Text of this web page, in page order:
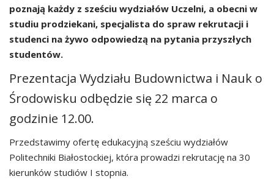
poznają każdy z sześciu wydziałów Uczelni, a obecni w
studiu prodziekani, specjalista do spraw rekrutacji i
studenci na żywo odpowiedzą na pytania przyszłych
studentów.
Prezentacja Wydziału Budownictwa i Nauk o
Środowisku odbędzie się 22 marca o
godzinie 12.00.
Przedstawimy ofertę edukacyjną sześciu wydziałów
Politechniki Białostockiej, która prowadzi rekrutację na 30
kierunków studiów I stopnia.